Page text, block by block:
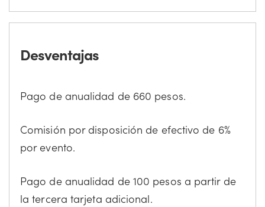
Desventajas
Pago de anualidad de 660 pesos.
Comisión por disposición de efectivo de 6%
por evento.
Pago de anualidad de 100 pesos a partir de
la tercera tarjeta adicional.